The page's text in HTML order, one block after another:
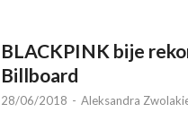
BLACKPINK bije
Billboard
28/06/2018 - Aleksandra